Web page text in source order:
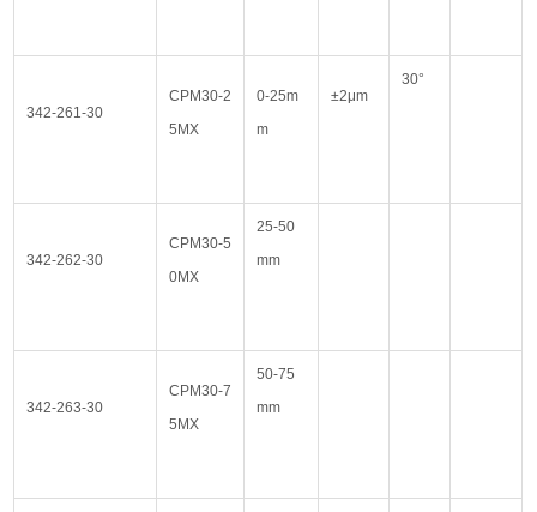
342-261-30
CPM30-2
5MX
0-25m
m
±2μm
30°
342-262-30
CPM30-5
0MX
25-50
mm
342-263-30
CPM30-7
5MX
50-75
mm